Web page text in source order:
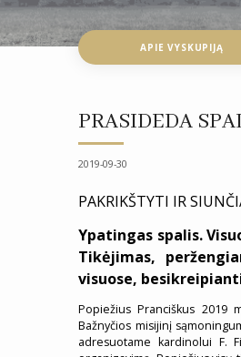
APIE VYSKUPIJĄ
PRASIDEDA
2019-09-30
PAKRIKŠTYTI IR
Ypatingas spalis.
Tikėjimas,
visuose,
Popiežius Pranciškus 2019
Bažnyčios misijinį
adresuotame kardinolui F.